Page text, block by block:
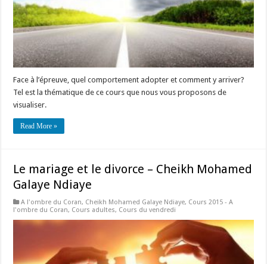
Face à l’épreuve, quel comportement adopter et comment y arriver?
Tel est la thématique de ce cours que nous vous proposons de
visualiser.
Read More »
Le mariage et le divorce – Cheikh Mohamed
Galaye Ndiaye
A l'ombre du Coran, Cheikh Mohamed Galaye Ndiaye, Cours 2015 - A
l'ombre du Coran, Cours adultes, Cours du vendredi